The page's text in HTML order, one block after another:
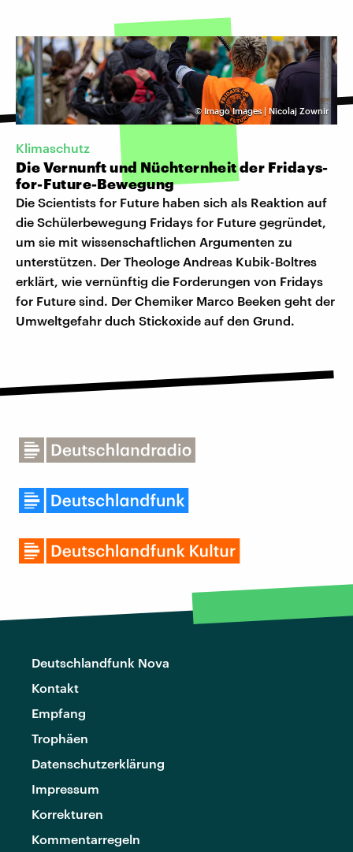
© Imago Images | Nicolaj Zownir
Klimaschutz
Die Vernunft und Nüchternheit der Fridays-
for-Future-Bewegung
Die Scientists for Future haben sich als Reaktion auf
die Schülerbewegung Fridays for Future gegründet,
um sie mit wissenschaftlichen Argumenten zu
unterstützen. Der Theologe Andreas Kubik-Boltres
erklärt, wie vernünftig die Forderungen von Fridays
for Future sind. Der Chemiker Marco Beeken geht der
Umweltgefahr duch Stickoxide auf den Grund.
Deutschlandfunk Nova
Kontakt
Empfang
Trophäen
Datenschutzerklärung
Impressum
Korrekturen
Kommentarregeln